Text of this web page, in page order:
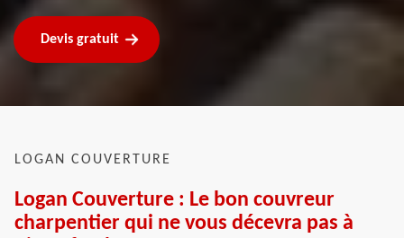
Devis gratuit
LOGAN COUVERTURE
Logan Couverture : Le bon couvreur
charpentier qui ne vous décevra pas à